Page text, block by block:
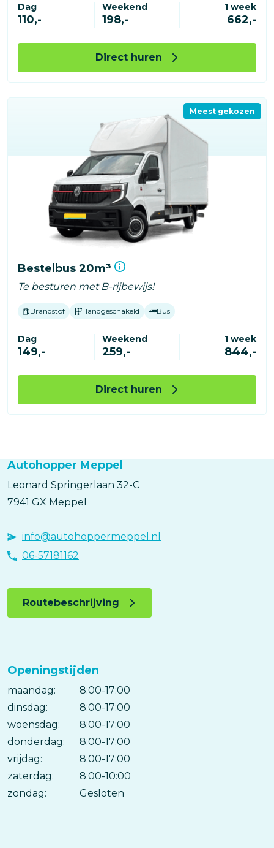
Dag
110,-
Weekend
198,-
1 week
662,-
Direct huren
Meest gekozen
Bestelbus 20m³
Te besturen met B-rijbewijs!
Brandstof Handgeschakeld Bus
Dag
149,-
Weekend
259,-
1 week
844,-
Direct huren
Autohopper Meppel
Leonard Springerlaan 32-C
7941 GX Meppel
info@autohoppermeppel.nl
06-57181162
Routebeschrijving
Openingstijden
Dag
Time
slot
Reactie
maandag:
8:00-17:00
dinsdag:
8:00-17:00
woensdag:
8:00-17:00
donderdag:
8:00-17:00
vrijdag:
8:00-17:00
zaterdag:
8:00-10:00
zondag:
Gesloten